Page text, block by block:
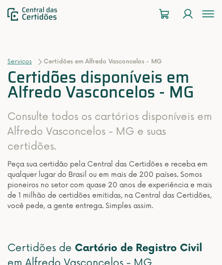
Serviços Certidões em Alfredo Vasconcelos - MG
Certidões disponíveis em
Alfredo Vasconcelos - MG
Consulte todos os cartórios disponíveis em
Alfredo Vasconcelos - MG e suas
certidões.
Peça sua certidão pela Central das Certidões e receba em
qualquer lugar do Brasil ou em mais de 200 países. Somos
pioneiros no setor com quase 20 anos de experiência e mais
de 1 milhão de certidões emitidas, na Central das Certidões,
você pede, a gente entrega. Simples assim.
Certidões de Cartório de Registro Civil